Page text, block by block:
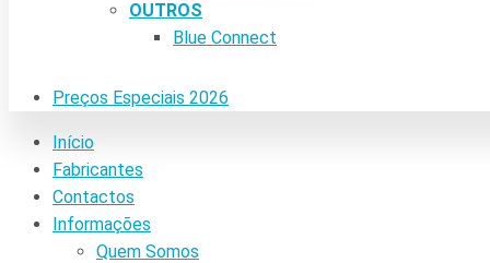
OUTROS
Blue Connect
Preços Especiais 2026
Início
Fabricantes
Contactos
Informações
Quem Somos